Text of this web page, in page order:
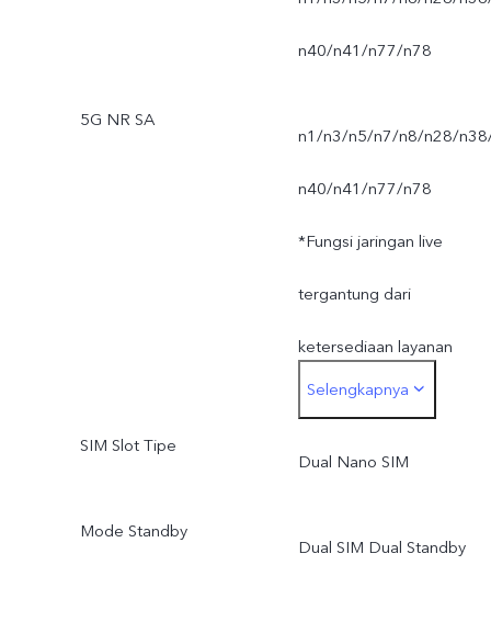
n40/n41/n77/n78
5G NR SA
n1/n3/n5/n7/n8/n28/
n40/n41/n77/n78
*Fungsi jaringan live
tergantung dari
ketersediaan layanan
jaringan operator,
ketentuan dan hukum
infrastrukstur dan versi
Selengkapnya
SIM Slot Tipe
Dual Nano SIM
Mode Standby
Dual SIM Dual Standby